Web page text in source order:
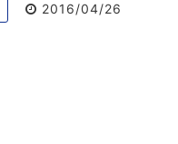
2016/04/26